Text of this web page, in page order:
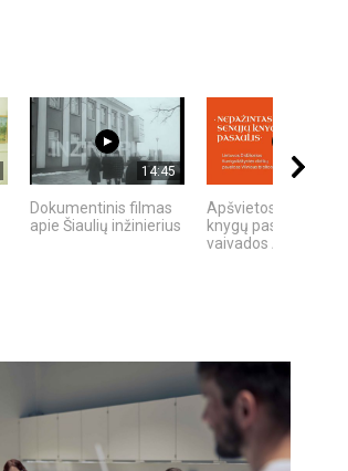
14:45
Dokumentinis filmas
apie Šiaulių inžinierius
Apšvietos žmogaus
knygų pasaulis: Traku
vaivados Andriaus...